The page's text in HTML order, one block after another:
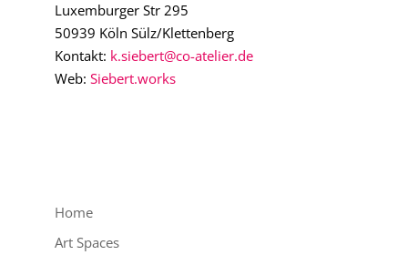
Luxemburger Str 295
50939 Köln Sülz/Klettenberg
Kontakt: k.siebert@co-atelier.de
Web: Siebert.works
Home
Art Spaces